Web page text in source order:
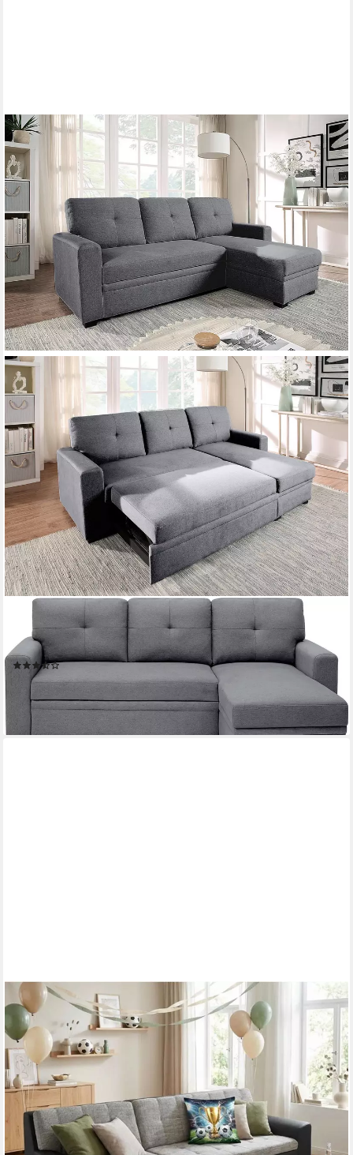
ATLANTIC HOME COLLECTION
Ecksofa Gerrit L-Form, B: 216 cm, mit Schlaffunktion &
Bettkasten
(176)
479,99 € UVP747,00 €
-36%
lieferbar - in 2-3 Werktagen bei dir